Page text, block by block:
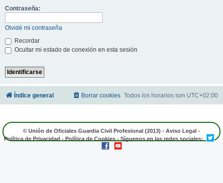
Contraseña:
Olvidé mi contraseña
Recordar
Ocultar mi estado de conexión en esta sesión
Índice general Todos los horarios son UTC+02:00
Borrar cookies
© Unión de Oficiales Guardia Civil Profesional (2013) - Aviso Legal -
Política de Privacidad - Política de Cookies - Síguenos en las redes sociales: